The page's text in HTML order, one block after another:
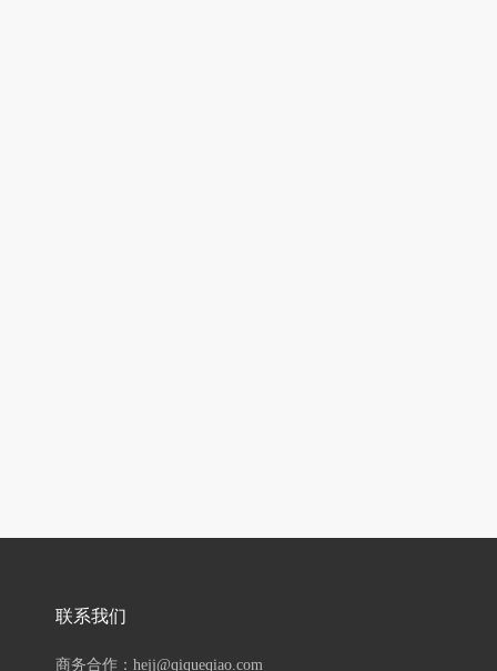
联系我们
商务合作：hejj@qiqueqiao.com